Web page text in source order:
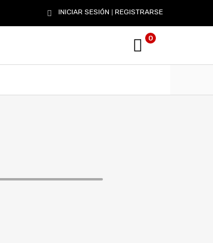
INICIAR SESIÓN REGISTRARSE
0